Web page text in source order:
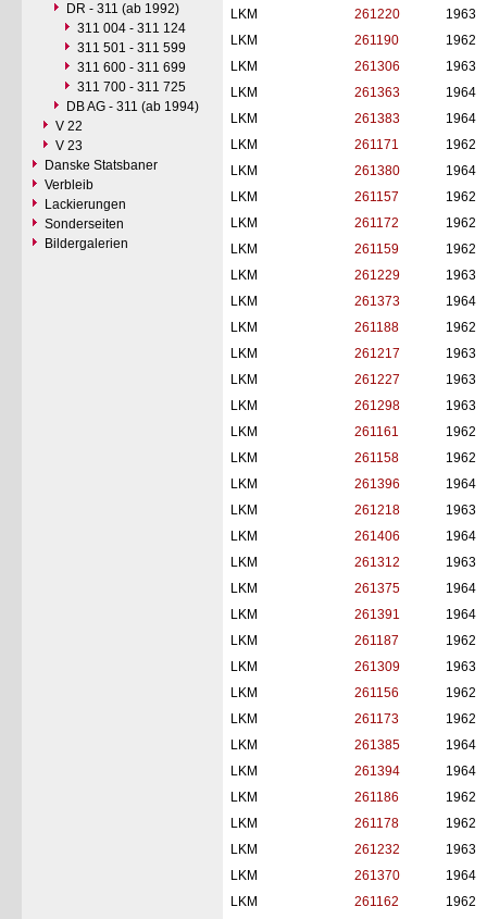
DR - 311 (ab 1992)
311 004 - 311 124
311 501 - 311 599
311 600 - 311 699
311 700 - 311 725
DB AG - 311 (ab 1994)
V 22
V 23
Danske Statsbaner
Verbleib
Lackierungen
Sonderseiten
Bildergalerien
LKM
261220
1963
LKM
261190
1962
LKM
261306
1963
LKM
261363
1964
LKM
261383
1964
LKM
261171
1962
LKM
261380
1964
LKM
261157
1962
LKM
261172
1962
LKM
261159
1962
LKM
261229
1963
LKM
261373
1964
LKM
261188
1962
LKM
261217
1963
LKM
261227
1963
LKM
261298
1963
LKM
261161
1962
LKM
261158
1962
LKM
261396
1964
LKM
261218
1963
LKM
261406
1964
LKM
261312
1963
LKM
261375
1964
LKM
261391
1964
LKM
261187
1962
LKM
261309
1963
LKM
261156
1962
LKM
261173
1962
LKM
261385
1964
LKM
261394
1964
LKM
261186
1962
LKM
261178
1962
LKM
261232
1963
LKM
261370
1964
LKM
261162
1962